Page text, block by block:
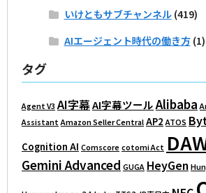
いけともサブチャンネル(419)
AIエージェント時代の働き方(1)
タグ
Agent V3 AI字幕AI字幕ツールAlibaba
Assistant Amazon Seller Central AP2 ATOS
Cognition AI Comscore cotomi Act
Gemini Advanced GUGA HeyGen